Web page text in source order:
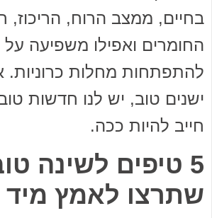
בחיים, ממצב הרוח, הריכוז,
החומרים ואפילו משפיעה על
להתפתחות מחלות
ישנים טוב, יש לנו חדשות
חייב להיות ככה.
5 טיפים לשינה
שתרצו לאמץ מיד